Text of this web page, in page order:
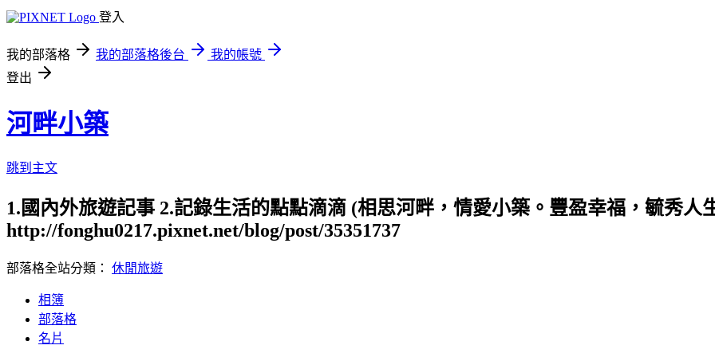
登入
我的部落格 我的部落格後台
我的帳號
登出
河畔小築
跳到主文
1.國內外旅遊記事 2.記錄生活的點點滴滴 (相思河畔，情愛小築。豐盈幸福，毓秀人
http://fonghu0217.pixnet.net/blog/post/35351737
部落格全站分類： 休閒旅遊
相簿
部落格
名片